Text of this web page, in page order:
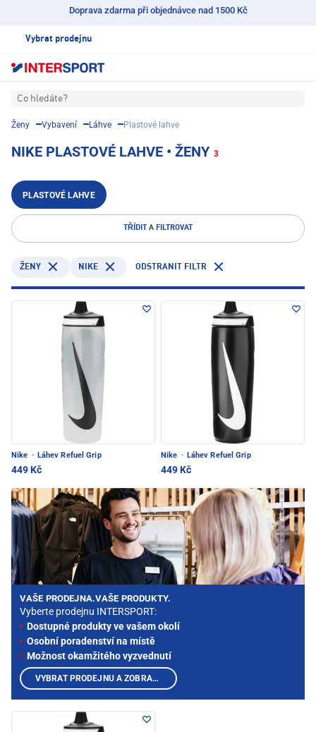
Doprava zdarma při objednávce nad 1500 Kč
Vybrat prodejnu
Co hledáte?
Ženy Vybavení Láhve Plastové lahve
NIKE PLASTOVÉ LAHVE • ŽENY 3
PLASTOVÉ LAHVE
TŘÍDIT A FILTROVAT
ŽENY NIKE ODSTRANIT FILTR
Nike · Láhev Refuel Grip
449 Kč
Nike · Láhev Refuel Grip
449 Kč
VAŠE PRODEJNA.VAŠE PRODUKTY.
Vyberte prodejnu INTERSPORT:
Dostupné produkty ve vašem okolí
Osobní poradenství na místě
Možnost okamžitého vyzvednutí
VYBRAT PRODEJNU A ZOBRAZIT PRODUKTY